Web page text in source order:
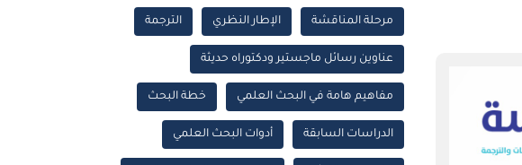
مرحلة المناقشة الإطار النظري الترجمة
عناوين رسائل ماجستير ودكتوراه حديثة
مفاهيم هامة في البحث العلمي خطة البحث
الدراسات السابقة أدوات البحث العلمي